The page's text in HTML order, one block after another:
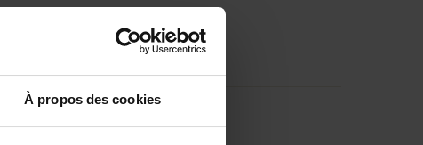
À propos des cookies